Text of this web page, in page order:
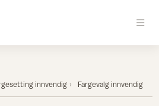
innvendig Fargevalg innvendig